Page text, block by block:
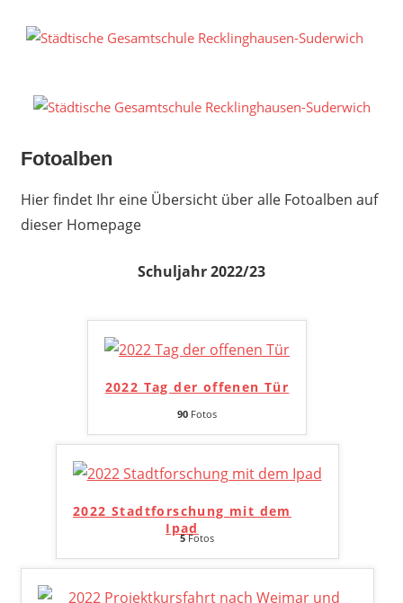
Inhalt
Fotoalben
Hier findet Ihr eine Übersicht über alle Fotoalben auf
dieser Homepage
Schuljahr 2022/23
2022 Tag der offenen Tür
90 Fotos
2022 Stadtforschung mit dem
Ipad
5Fotos